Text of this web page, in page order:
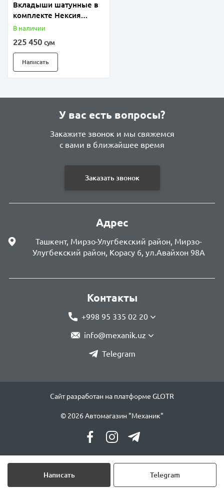
Написать Telegram
Вкладыши шатунные в
комплекте Нексия
(Россия)
В наличии
225 450 сум
Написать
У вас есть вопросы?
Закажите звонок и мы свяжемся
с вами в ближайшее время
Заказать звонок
Адрес
Ташкент, Мирзо-Улугбекский район, Мирзо-
Улугбекский район, Корасу 6, ул.Авайхон 98А
Контакты
+998 95 335 02 20
info@mexanik.uz
Telegram
Сайт разработан на платформе GLOTR
© 2026 Автомагазин "Механик"